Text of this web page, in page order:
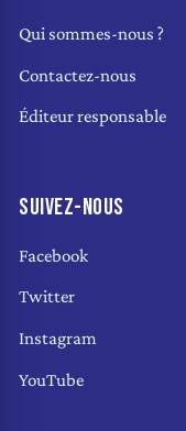
Qui sommes-nous ?
Contactez-nous
Éditeur responsable
SUIVEZ-NOUS
Facebook
Twitter
Instagram
YouTube